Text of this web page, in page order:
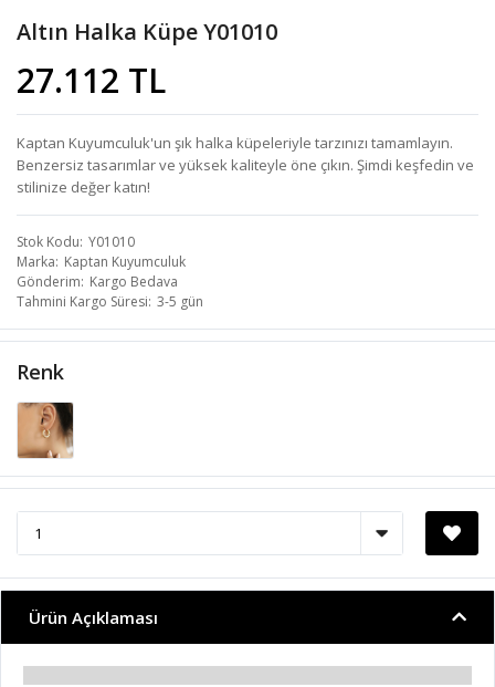
Altın Halka Küpe Y01010
27.112 TL
Kaptan Kuyumculuk'un şık halka küpeleriyle tarzınızı tamamlayın.
Benzersiz tasarımlar ve yüksek kaliteyle öne çıkın. Şimdi keşfedin ve
stilinize değer katın!
Stok Kodu Y01010
Marka Kaptan Kuyumculuk
Gönderim Kargo Bedava
Tahmini Kargo Süresi 3-5 gün
Renk
Ürün Açıklaması